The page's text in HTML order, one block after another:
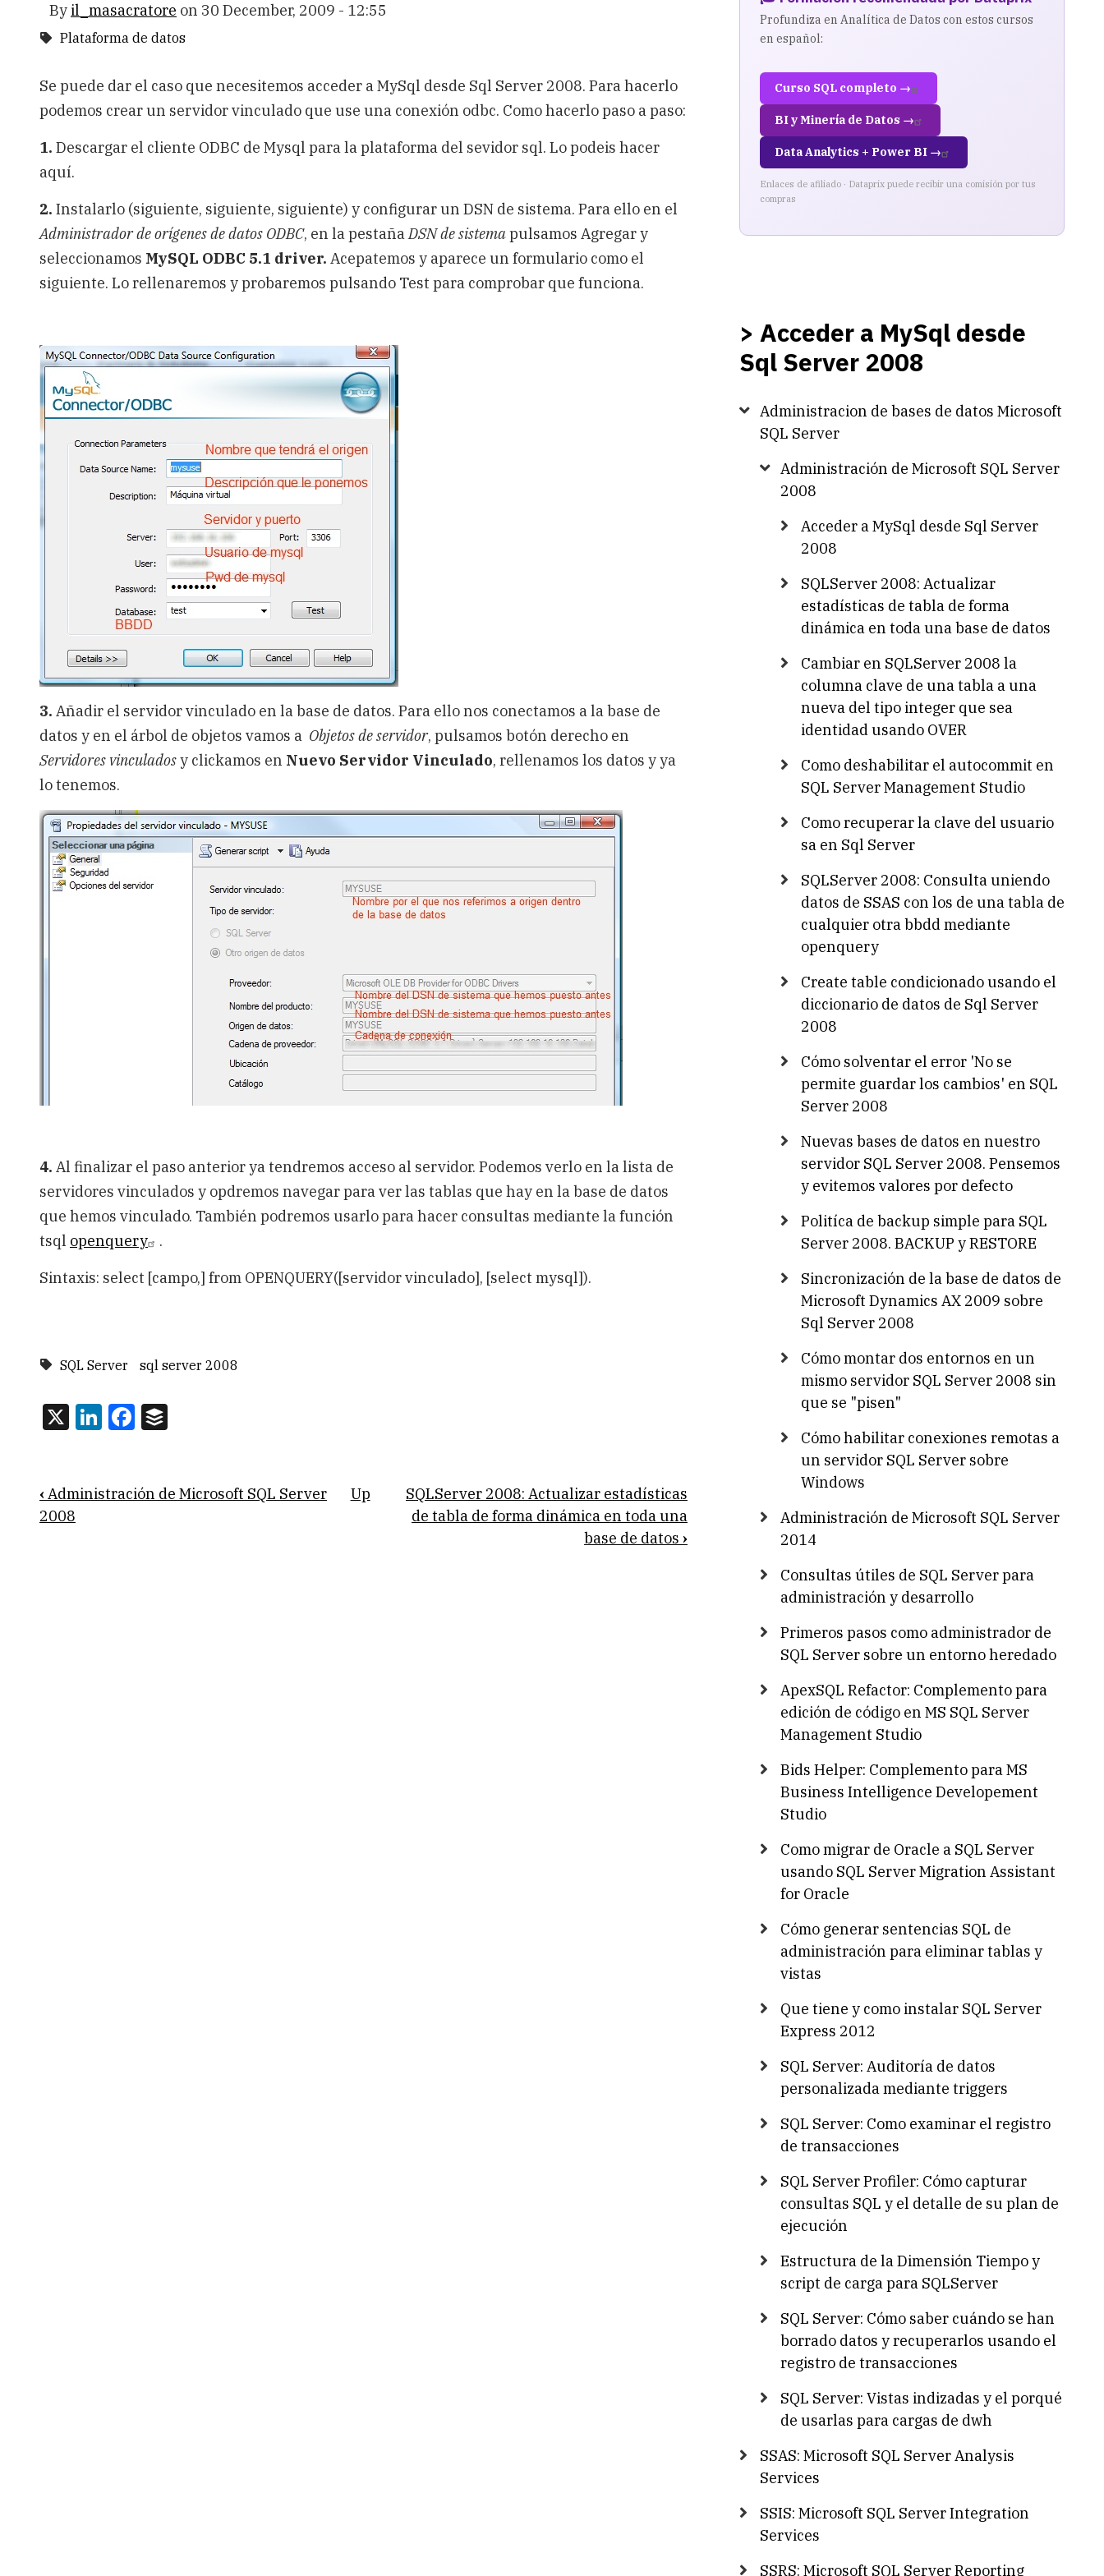
Byil_masacratore on 30 December, 2009 - 12:55
Plataforma de datos
Se puede dar el caso que necesitemos acceder a MySql desde Sql Server 2008. Para hacerlo
podemos crear un servidor vinculado que use una conexión odbc. Como hacerlo paso a paso:
1. Descargar el cliente ODBC de Mysql para la plataforma del sevidor sql. Lo podeis hacer
aquí.
2. Instalarlo (siguiente, siguiente, siguiente) y configurar un DSN de sistema. Para ello en el
Administrador de orígenes de datos ODBC, en la pestañaDSN de sistemapulsamos Agregar y
seleccionamos MySQL ODBC 5.1 driver. Acepatemos y aparece un formulario como el
siguiente. Lo rellenaremos y probaremos pulsando Test para comprobar que funciona.
3. Añadir el servidor vinculado en la base de datos. Para ello nos conectamos a la base de
datos y en el árbol de objetos vamos a Objetos de servidor, pulsamos botón derecho en
Servidores vinculadosy clickamos en Nuevo Servidor Vinculado, rellenamos los datos y ya
lo tenemos.
4. Al finalizar el paso anterior ya tendremos acceso al servidor. Podemos verlo en la lista de
servidores vinculados y opdremos navegar para ver las tablas que hay en la base de datos
que hemos vinculado. También podremos usarlo para hacer consultas mediante la función
tsql openquery
.
Sintaxis: select [campo,] from OPENQUERY([servidor vinculado], [select mysql]).
SQL Server sql server 2008
X LinkedIn
Facebook
Book
traversal
‹ Administración de Microsoft SQL Server
2008
Up
SQLServer 2008: Actualizar estadísticas
de tabla de forma dinámica en toda una
base de datos ›
Profundiza en Analítica de Datos con estos cursos
en español:
Curso SQL completo →
BI y Minería de Datos →
Data Analytics + Power BI →
Enlaces de afiliado · Dataprix puede recibir una comisión por tus
compras
> Acceder a MySql desde
Sql Server 2008
Administracion de bases de datos Microsoft
SQL Server
Administración de Microsoft SQL Server
2008
Acceder a MySql desde Sql Server
2008
SQLServer 2008: Actualizar
estadísticas de tabla de forma
dinámica en toda una base de datos
Cambiar en SQLServer 2008 la
columna clave de una tabla a una
nueva del tipo integer que sea
identidad usando OVER
Como deshabilitar el autocommit en
SQL Server Management Studio
Como recuperar la clave del usuario
sa en Sql Server
SQLServer 2008: Consulta uniendo
datos de SSAS con los de una tabla de
cualquier otra bbdd mediante
openquery
Create table condicionado usando el
diccionario de datos de Sql Server
2008
Cómo solventar el error 'No se
permite guardar los cambios' en SQL
Server 2008
Nuevas bases de datos en nuestro
servidor SQL Server 2008. Pensemos
y evitemos valores por defecto
Politíca de backup simple para SQL
Server 2008. BACKUP y RESTORE
Sincronización de la base de datos de
Microsoft Dynamics AX 2009 sobre
Sql Server 2008
Cómo montar dos entornos en un
mismo servidor SQL Server 2008 sin
que se "pisen"
Cómo habilitar conexiones remotas a
un servidor SQL Server sobre
Windows
Administración de Microsoft SQL Server
2014
Consultas útiles de SQL Server para
administración y desarrollo
Primeros pasos como administrador de
SQL Server sobre un entorno heredado
ApexSQL Refactor: Complemento para
edición de código en MS SQL Server
Management Studio
Bids Helper: Complemento para MS
Business Intelligence Developement
Studio
Como migrar de Oracle a SQL Server
usando SQL Server Migration Assistant
for Oracle
Cómo generar sentencias SQL de
administración para eliminar tablas y
vistas
Que tiene y como instalar SQL Server
Express 2012
SQL Server: Auditoría de datos
personalizada mediante triggers
SQL Server: Como examinar el registro
de transacciones
SQL Server Profiler: Cómo capturar
consultas SQL y el detalle de su plan de
ejecución
Estructura de la Dimensión Tiempo y
script de carga para SQLServer
SQL Server: Cómo saber cuándo se han
borrado datos y recuperarlos usando el
registro de transacciones
SQL Server: Vistas indizadas y el porqué
de usarlas para cargas de dwh
SSAS: Microsoft SQL Server Analysis
Services
SSIS: Microsoft SQL Server Integration
Services
SSRS: Microsoft SQL Server Reporting